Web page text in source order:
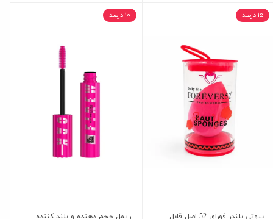
بیوتی بلندر فوراور 52 اصل قابل
۱۵ درصد
ریمل حجم دهنده و بلند کننده
۱۰ درصد